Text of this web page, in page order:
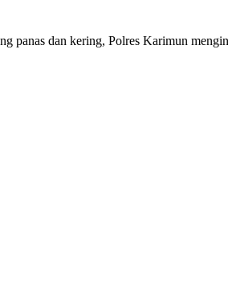
panas dan kering, Polres Karimun